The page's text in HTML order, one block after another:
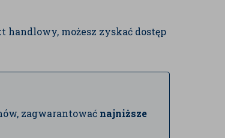
handlowy, możesz zyskać dostęp
zagwarantować najniższe